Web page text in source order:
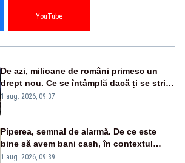
YouTube
De azi, milioane de români primesc un
drept nou. Ce se întâmplă dacă ți se strică
un produs
1 aug. 2026, 09:37
Piperea, semnal de alarmă. De ce este
bine să avem bani cash, în contextul
alertei energetice?
1 aug. 2026, 09:39